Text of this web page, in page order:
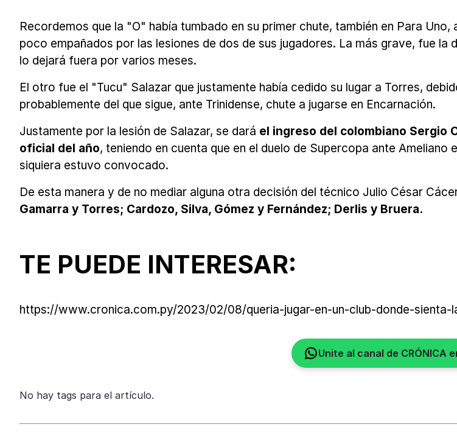
Recordemos que la "O" había tumbado en su primer chute, también en Para
poco empañados por las lesiones de dos de sus jugadores. La más grave, fue
lo dejará fuera por varios meses.
El otro fue el "Tucu" Salazar que justamente había cedido su lugar a Torres,
probablemente del que sigue, ante Trinidense, chute a jugarse en Encarnación.
Justamente por la lesión de Salazar, se dará el ingreso del colombiano Sergio
oficial del año, teniendo en cuenta que en el duelo de Supercopa ante
siquiera estuvo convocado.
De esta manera y de no mediar alguna otra decisión del técnico Julio César
Gamarra y Torres; Cardozo, Silva, Gómez y Fernández; Derlis y Bruera.
TE PUEDE INTERESAR:
https://www.cronica.com.py/2023/02/08/queria-jugar-en-un-club-donde-
Unite al canal de CRÓNICA
No hay tags para el artículo.